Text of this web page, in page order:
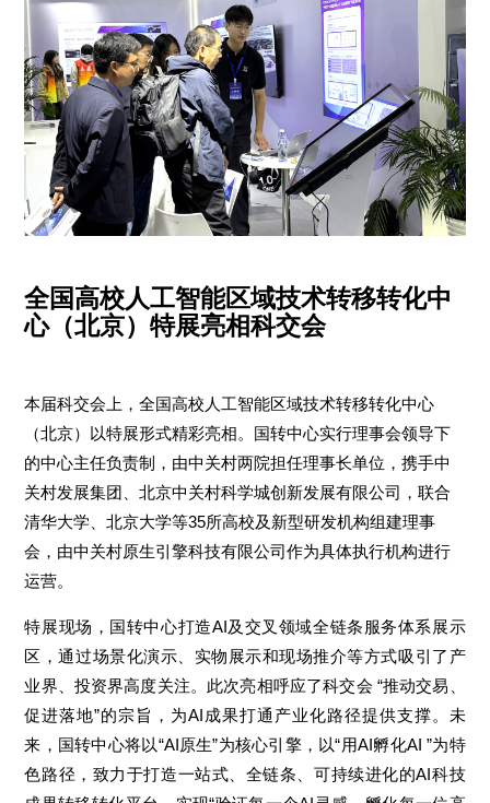
全国高校人工智能区域技术转移转化中
心（北京）特展亮相科交会
本届科交会上，全国高校人工智能区域技术转移转化中心
（北京）以特展形式精彩亮相。国转中心实行理事会领导下
的中心主任负责制，由中关村两院担任理事长单位，携手中
关村发展集团、北京中关村科学城创新发展有限公司，联合
清华大学、北京大学等35所高校及新型研发机构组建理事
会，由中关村原生引擎科技有限公司作为具体执行机构进行
运营。
特展现场，国转中心打造AI及交叉领域全链条服务体系展示
区，通过场景化演示、实物展示和现场推介等方式吸引了产
业界、投资界高度关注。此次亮相呼应了科交会 “推动交易、
促进落地”的宗旨，为AI成果打通产业化路径提供支撑。未
来，国转中心将以“AI原生”为核心引擎，以“用AI孵化AI ”为特
色路径，致力于打造一站式、全链条、可持续进化的AI科技